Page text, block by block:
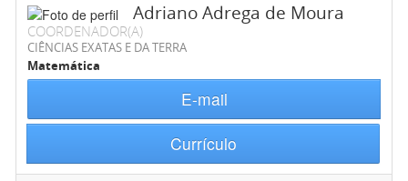
Adriano Adrega de Moura
COORDENADOR(A)
CIÊNCIAS EXATAS E DA TERRA
Matemática
E-mail
Currículo